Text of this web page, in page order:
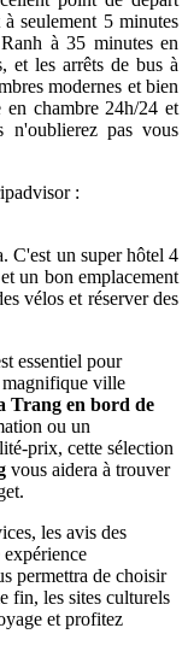
seulement 5 minutes
à 35 minutes en
et les arrêts de bus à
modernes et bien
en chambre 24h/24 et
n'oublierez pas vous
:
C'est un super hôtel 4
un bon emplacement
vélos et réserver des
essentiel pour
magnifique ville
Trang en bord de
ou un
prix, cette sélection
vous aidera à trouver
les avis des
permettra de choisir
fin, les sites culturels
et profitez